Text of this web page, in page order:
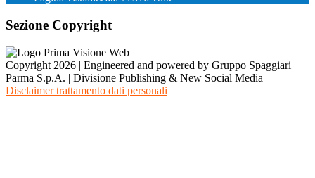
Sezione Copyright
Copyright 2026 | Engineered and powered by Gruppo Spaggiari
Parma S.p.A. | Divisione Publishing & New Social Media
Disclaimer trattamento dati personali